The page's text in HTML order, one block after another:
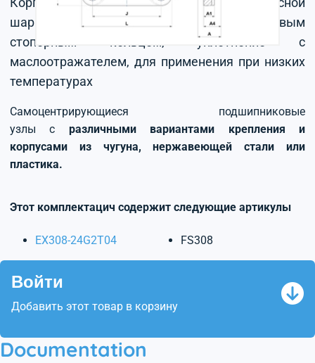
Корпус из серого чугуна, радиальный корпусной
шарикоподшипник с эксцентриковым
стопорным кольцом, уплотнение с
маслоотражателем, для применения при низких
температурах
Самоцентрирующиеся подшипниковые
узлы с различными вариантами крепления и
корпусами из чугуна, нержавеющей стали или
пластика.
Этот комплектацич содержит следующие артикулы
EX308-24G2T04 FS308
Войти
Добавить этот товар в корзину
Documentation